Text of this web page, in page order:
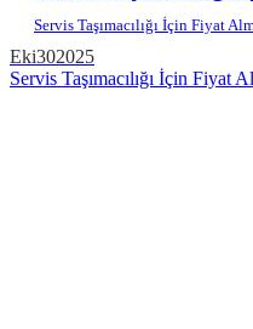
Servis Taşımacılığı İçin Fiyat
Eki302025
Servis Taşımacılığı İçin Fiyat